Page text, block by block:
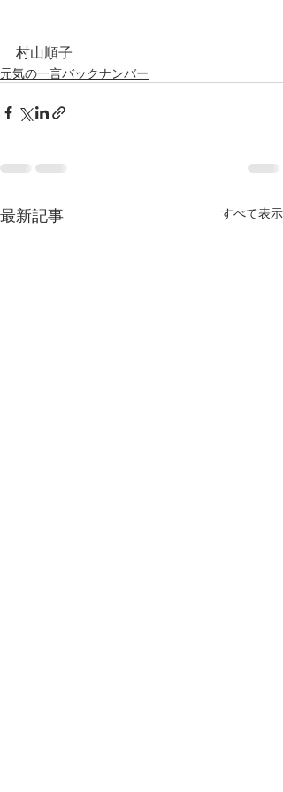
村山順子
元気の一言バックナンバー
最新記事 すべて表示